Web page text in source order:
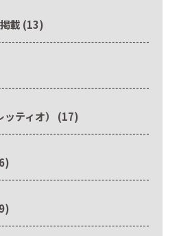
載 (13)
ッティオ） (17)